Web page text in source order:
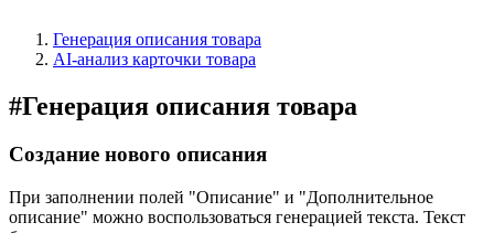
Генерация описания товара
AI-анализ карточки товара
#Генерация описания товара
Создание нового описания
При заполнении полей "Описание" и "Дополнительное
описание" можно воспользоваться генерацией текста. Текст